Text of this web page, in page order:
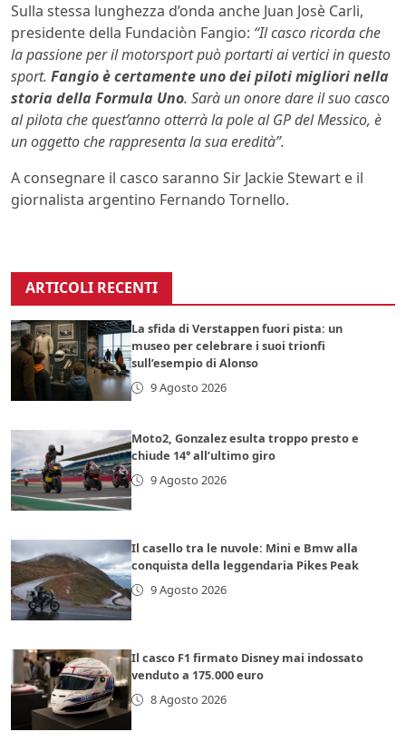
Sulla stessa lunghezza d’onda anche Juan Josè Carli,
presidente della Fundaciòn Fangio: “Il casco ricorda che
la passione per il motorsport può portarti ai vertici in questo
sport. Fangio è certamente uno dei piloti migliori nella
storia della Formula Uno. Sarà un onore dare il suo casco
al pilota che quest’anno otterrà la pole al GP del Messico, è
un oggetto che rappresenta la sua eredità”.
A consegnare il casco saranno Sir Jackie Stewart e il
giornalista argentino Fernando Tornello.
ARTICOLI RECENTI
La sfida di Verstappen fuori pista: un
museo per celebrare i suoi trionfi
sull’esempio di Alonso
9 Agosto 2026
Moto2, Gonzalez esulta troppo presto e
chiude 14° all’ultimo giro
9 Agosto 2026
Il casello tra le nuvole: Mini e Bmw alla
conquista della leggendaria Pikes Peak
9 Agosto 2026
Il casco F1 firmato Disney mai indossato
venduto a 175.000 euro
8 Agosto 2026